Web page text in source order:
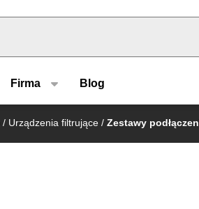
Firma Blog
/ Urządzenia filtrujące / Zestawy